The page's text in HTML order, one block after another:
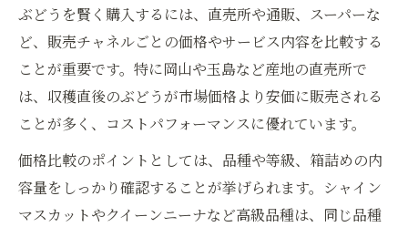
ぶどうを賢く購入するには、直売所や通販、スーパーな
ど、販売チャネルごとの価格やサービス内容を比較する
ことが重要です。特に岡山や玉島など産地の直売所で
は、収穫直後のぶどうが市場価格より安価に販売される
ことが多く、コストパフォーマンスに優れています。
価格比較のポイントとしては、品種や等級、箱詰めの内
容量をしっかり確認することが挙げられます。シャイン
マスカットやクイーンニーナなど高級品種は、同じ品種